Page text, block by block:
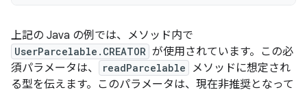
上記の Java の例では、メソッド内で
UserParcelable.CREATOR が使用されています。この必
須パラメータは、
readParcelable
メソッドに想定され
る型を伝えます。このパラメータは、現在非推奨となって